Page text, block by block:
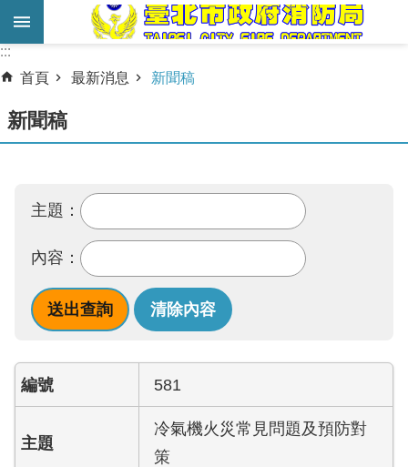
跳到主要內容區塊
進
搜
尋
務
務
機
關
簡
教
:::
:::
首頁
最新消息 新聞稿
新聞稿
主題：
內容：
581
冷氣機火災常見問題及預防對
策